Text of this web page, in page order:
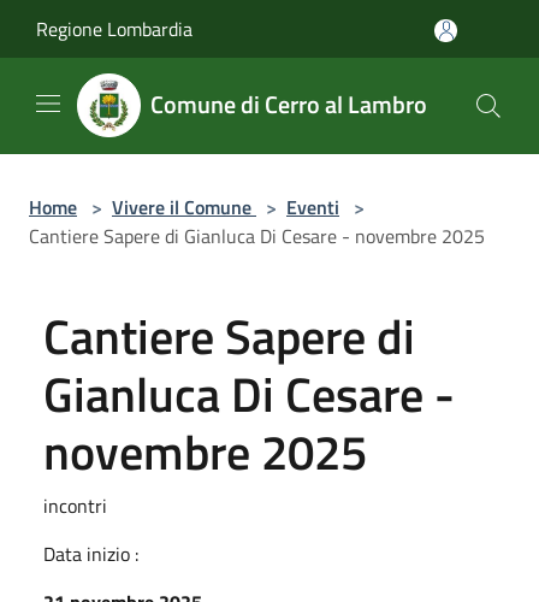
Regione Lombardia
Comune di Cerro al Lambro
Home > Vivere il Comune > Eventi >
Cantiere Sapere di Gianluca Di Cesare - novembre 2025
Cantiere Sapere di
Gianluca Di Cesare -
novembre 2025
incontri
Data inizio :